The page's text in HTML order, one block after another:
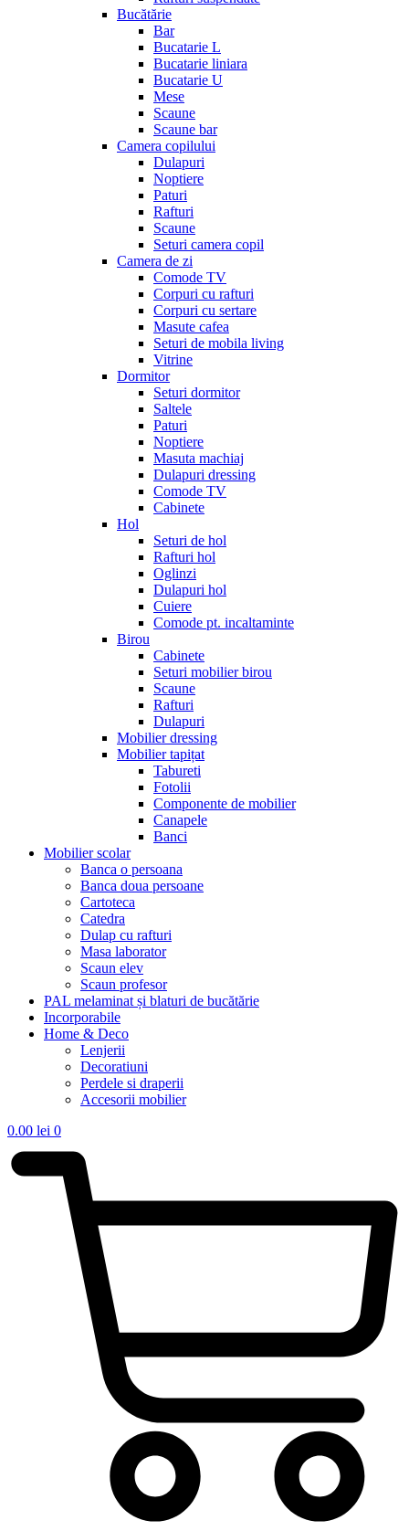
Bucătărie
Bar
Bucatarie L
Bucatarie liniara
Bucatarie U
Mese
Scaune
Scaune bar
Camera copilului
Dulapuri
Noptiere
Paturi
Rafturi
Scaune
Seturi camera copil
Camera de zi
Comode TV
Corpuri cu rafturi
Corpuri cu sertare
Masute cafea
Seturi de mobila living
Vitrine
Dormitor
Seturi dormitor
Saltele
Paturi
Noptiere
Masuta machiaj
Dulapuri dressing
Comode TV
Cabinete
Hol
Seturi de hol
Rafturi hol
Oglinzi
Dulapuri hol
Cuiere
Comode pt. incaltaminte
Birou
Cabinete
Seturi mobilier birou
Scaune
Rafturi
Dulapuri
Mobilier dressing
Mobilier tapițat
Tabureti
Fotolii
Componente de mobilier
Canapele
Banci
Mobilier scolar
Banca o persoana
Banca doua persoane
Cartoteca
Catedra
Dulap cu rafturi
Masa laborator
Scaun elev
Scaun profesor
PAL melaminat și blaturi de bucătărie
Incorporabile
Home & Deco
Lenjerii
Decoratiuni
Perdele si draperii
Accesorii mobilier
0.00 lei 0